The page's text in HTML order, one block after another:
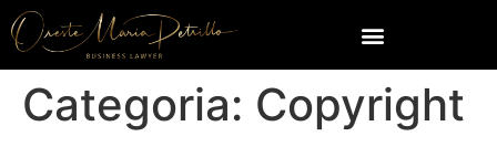
Categoria: Copyright